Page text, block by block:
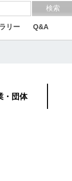
リー Q&A
・団体